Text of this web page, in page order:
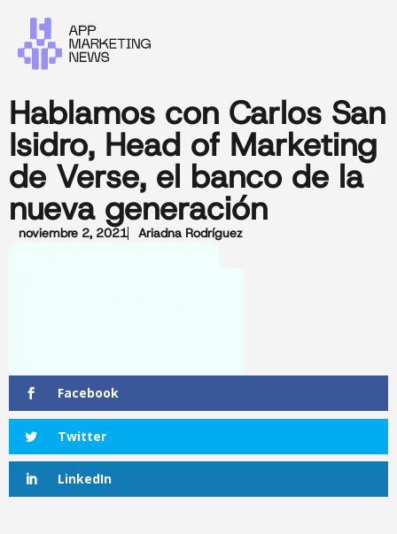
Hablamos con Carlos San
Isidro, Head of Marketing
de Verse, el banco de la
nueva generación
noviembre 2, 2021 Ariadna Rodríguez
Facebook
Twitter
LinkedIn